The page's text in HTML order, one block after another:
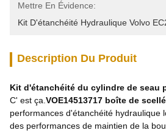
Mettre En Évidence:
Kit D'étanchéité Hydraulique Volvo
Description Du Produit
Kit d'étanchéité du cylindre de seau
C' est ça. VOE14513717 boîte de
performances d'étanchéité hydraulique
des performances de maintien de la